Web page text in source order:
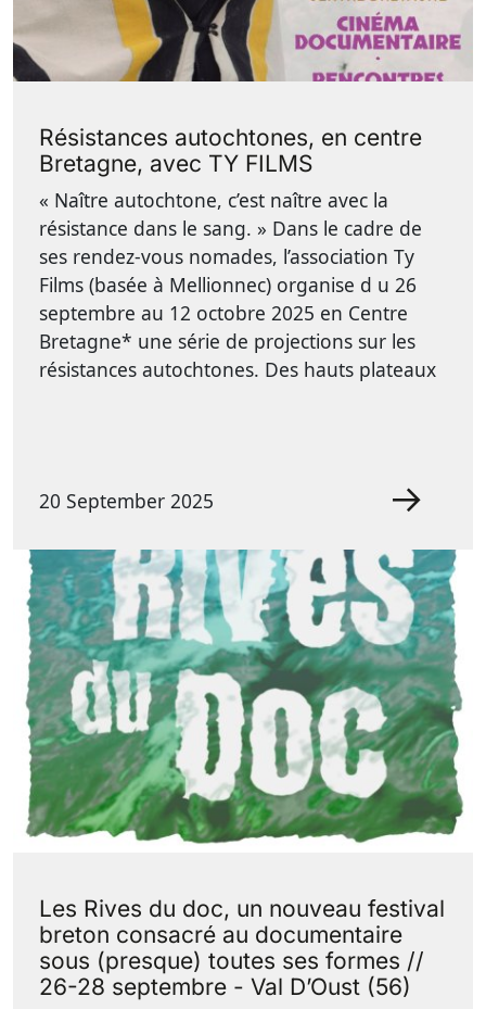
Résistances autochtones, en centre
Bretagne, avec TY FILMS
« Naître autochtone, c’est naître avec la
résistance dans le sang. » Dans le cadre de
ses rendez-vous nomades, l’association Ty
Films (basée à Mellionnec) organise d u 26
septembre au 12 octobre 2025 en Centre
Bretagne* une série de projections sur les
résistances autochtones. Des hauts plateaux
20 September 2025
Les Rives du doc, un nouveau festival
breton consacré au documentaire
sous (presque) toutes ses formes //
26-28 septembre - Val D’Oust (56)